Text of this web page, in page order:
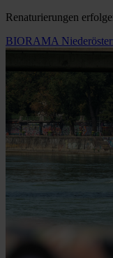
Renaturierungen
BIORAMA